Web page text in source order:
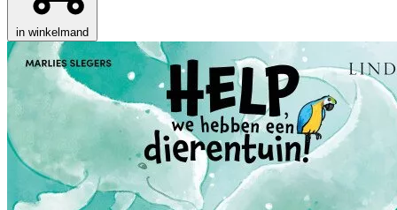
in winkelmand